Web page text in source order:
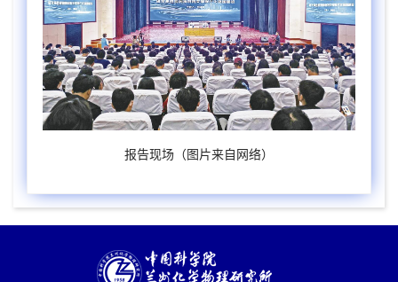
报告现场（图片来自网络）